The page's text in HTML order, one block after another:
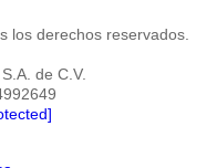
los derechos reservados.
de C.V.